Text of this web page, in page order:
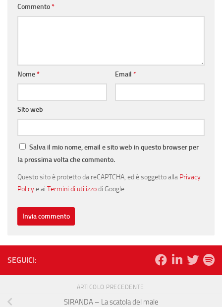
Commento*
Nome* Email *
Sito web
Salva il mio nome, email e sito web in questo browser per
la prossima volta che commento.
Questo sito è protetto da reCAPTCHA, ed è soggetto alla Privacy
Policye ai Termini di utilizzodi Google.
SEGUICI:
ARTICOLO PRECEDENTE
SIRANDA – La scatola del male